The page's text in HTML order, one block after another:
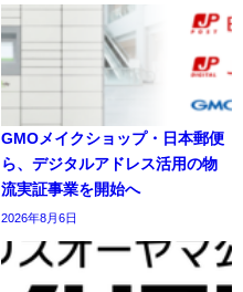
GMOメイクショップ・日本郵便
ら、デジタルアドレス活用の物
流実証事業を開始へ
2026年8月6日